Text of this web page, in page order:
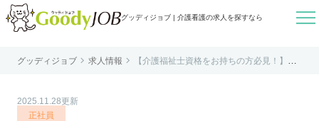
グッディジョブ | 介護看護の求人を探すなら 
はじめての方へ
グッディジョブ  求人情報 
【介護福祉士資格をお持ちの方必見！】オ
2025.11.28更新
正社員